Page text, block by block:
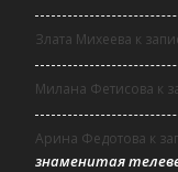
Злата Михеева к
Милана Фетисова к
Арина Федотова к
знаменитая